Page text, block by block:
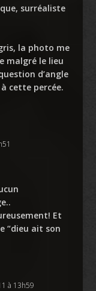
surréaliste
la photo me
malgré le lieu
d’angle
cette percée.
Et
“dieu ait son
à 13h59